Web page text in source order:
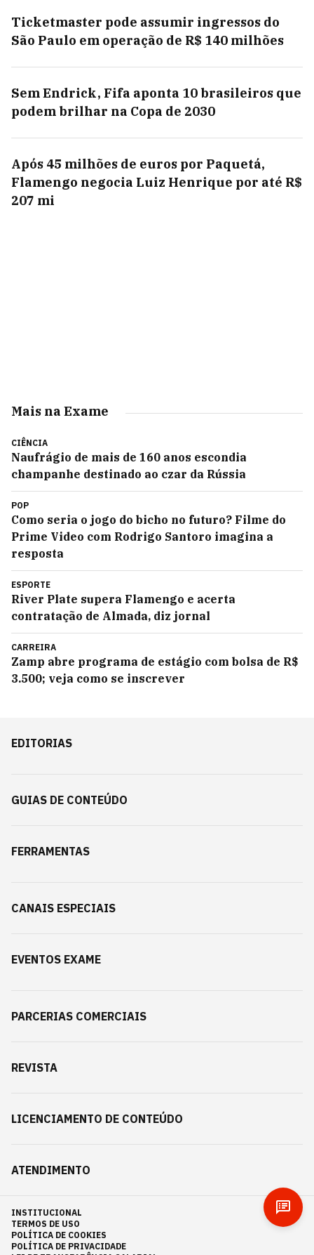
Ticketmaster pode assumir ingressos do
São Paulo em operação de R$ 140 milhões
Sem Endrick, Fifa aponta 10 brasileiros que
podem brilhar na Copa de 2030
Após 45 milhões de euros por Paquetá,
Flamengo negocia Luiz Henrique por até R$
207 mi
Mais na Exame
CIÊNCIA
Naufrágio de mais de 160 anos escondia
champanhe destinado ao czar da Rússia
POP
Como seria o jogo do bicho no futuro? Filme do
Prime Video com Rodrigo Santoro imagina a
resposta
ESPORTE
River Plate supera Flamengo e acerta
contratação de Almada, diz jornal
CARREIRA
Zamp abre programa de estágio com bolsa de R$
3.500; veja como se inscrever
EDITORIAS
GUIAS DE CONTEÚDO
FERRAMENTAS
CANAIS ESPECIAIS
EVENTOS EXAME
PARCERIAS COMERCIAIS
REVISTA
LICENCIAMENTO DE CONTEÚDO
ATENDIMENTO
INSTITUCIONAL
TERMOS DE USO
POLÍTICA DE COOKIES
POLÍTICA DE PRIVACIDADE